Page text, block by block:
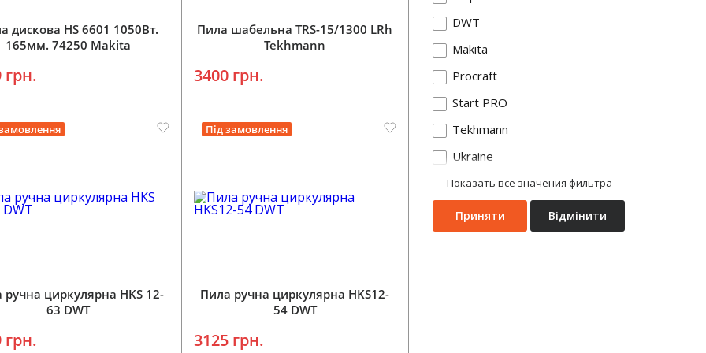
дискова HS 6601 1050Вт.
165мм. 74250 Makita
грн.
Пила шабельна TRS-15/1300 LRh
Tekhmann
3400 грн.
ручна циркулярна HKS 12-
63 DWT
грн.
Під замовлення
Пила ручна циркулярна HKS12-
54 DWT
3125 грн.
DWT
Makita
Procraft
Start PRO
Tekhmann
Ukraine
Показать все значения фильтра
Приняти Відмінити